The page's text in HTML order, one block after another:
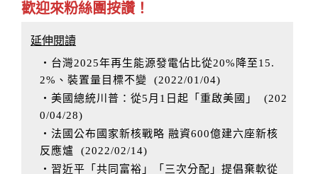
歡迎來粉絲團按讚！
延伸閱讀
‧台灣2025年再生能源發電佔比從20%降至15.
2%、裝置量目標不變 (2022/01/04)
‧美國總統川普：從5月1日起「重啟美國」
(202
0/04/28)
‧法國公布國家新核戰略 融資600億建六座新核
反應爐
(2022/02/14)
‧習近平「共同富裕」「三次分配」提倡棄軟從